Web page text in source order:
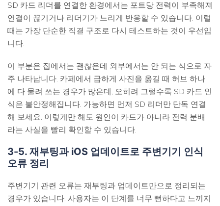
SD 카드 리더를 연결한 환경에서는 포트당 전력이 부족해져
연결이 끊기거나 리더기가 느리게 반응할 수 있습니다. 이럴
때는 가장 단순한 직결 구조로 다시 테스트하는 것이 우선입
니다.
이 부분은 집에서는 괜찮은데 외부에서는 안 되는 식으로 자
주 나타납니다. 카페에서 급하게 사진을 옮길 때 허브 하나
에 다 물려 쓰는 경우가 많은데, 오히려 그럴수록 SD 카드 인
식은 불안정해집니다. 가능하면 먼저 SD 리더만 단독 연결
해 보세요. 이렇게만 해도 원인이 카드가 아니라 전력 분배
라는 사실을 빨리 확인할 수 있습니다.
3-5. 재부팅과 iOS 업데이트로 주변기기 인식
오류 정리
주변기기 관련 오류는 재부팅과 업데이트만으로 정리되는
경우가 있습니다. 사용자는 이 단계를 너무 뻔하다고 느끼지